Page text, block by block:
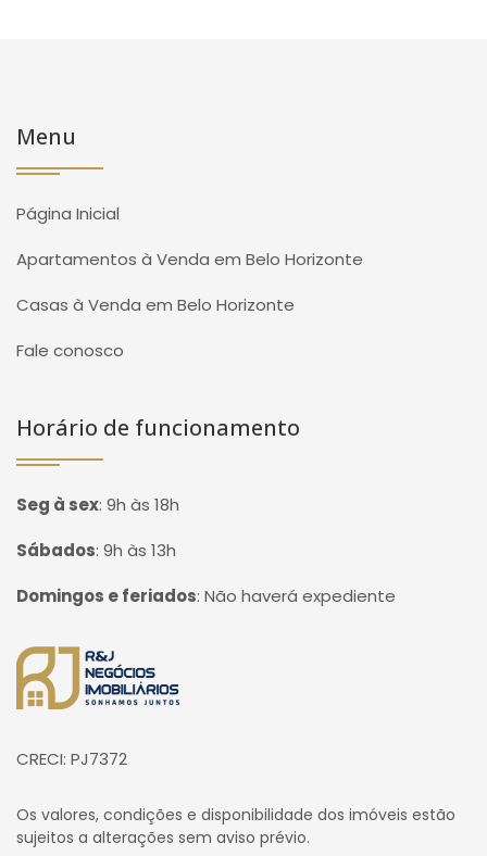
Menu
Página Inicial
Apartamentos à Venda em Belo Horizonte
Casas à Venda em Belo Horizonte
Fale conosco
Horário de funcionamento
Seg à sex: 9h às 18h
Sábados: 9h às 13h
Domingos e feriados: Não haverá expediente
Página inicial
CRECI: PJ7372
Os valores, condições e disponibilidade dos imóveis estão
sujeitos a alterações sem aviso prévio.